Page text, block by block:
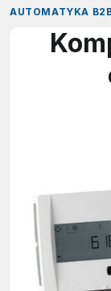
AUTOMATYKA